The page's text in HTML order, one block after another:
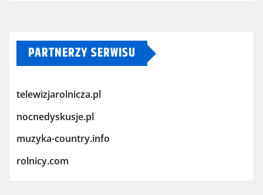
PARTNERZY SERWISU
telewizjarolnicza.pl
nocnedyskusje.pl
muzyka-country.info
rolnicy.com